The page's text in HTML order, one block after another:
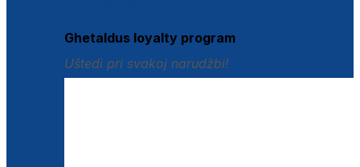
Ghetaldus loyalty program
Uštedi pri svakoj narudžbi!